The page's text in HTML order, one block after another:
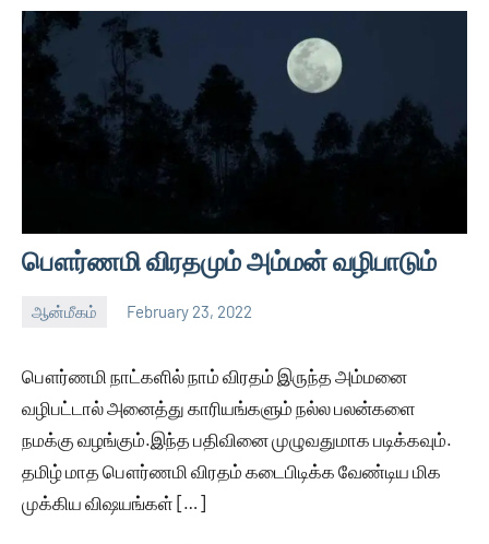
பௌர்ணமி விரதமும் அம்மன் வழிபாடும்
ஆன்மீகம் February 23, 2022
Auser
No
பௌர்ணமி நாட்களில் நாம் விரதம் இருந்த அம்மனை
வழிபட்டால் அனைத்து காரியங்களும் நல்ல பலன்களை
நமக்கு வழங்கும்.இந்த பதிவினை முழுவதுமாக படிக்கவும்.
தமிழ் மாத பௌர்ணமி விரதம் கடைபிடிக்க வேண்டிய மிக
முக்கிய விஷயங்கள் […]